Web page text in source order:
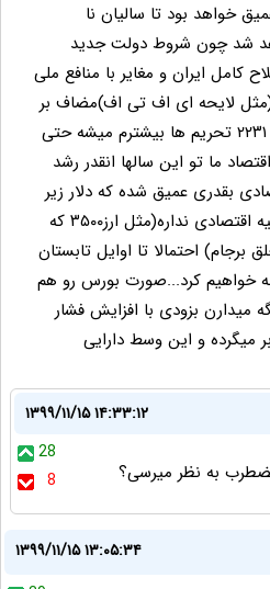
خواهد بود تا سالیان نا
شد چون شروط دولت جدید
کامل ایران و مغایر با منافع ملی
لایحه ای اف تی اف)مضاف بر
این با خروج ایران از قطعنامه ۲۲۳۱ تحریم ها بیشترم میشه حتی
ما تو این سالها انقدر رشد
بقدری عمیق شده که دلار زیر
۲۵ تا ۳۰ عملا برای دولت توجیه اقتصادی نداره(مثل ارز۳۵۰۰ که
برجام) احتمالا تا اوایل تابستان
خواهیم کرد...صورت بورس رو هم
میدارن بزودی با افزایش فشار
میگرده و این وسط دارایی
۱۳۹۹/۱۱/۱۵ ۱۴:۳۳:۱۲
28
8
به نظر میرسی؟
۱۳۹۹/۱۱/۱۵ ۱۳:۰۵:۳۴